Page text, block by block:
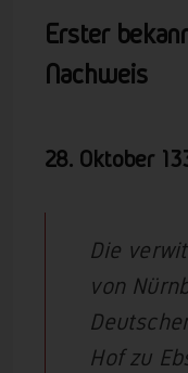
Erster
Nachweis
28. Oktober
Die
von
Hof zu